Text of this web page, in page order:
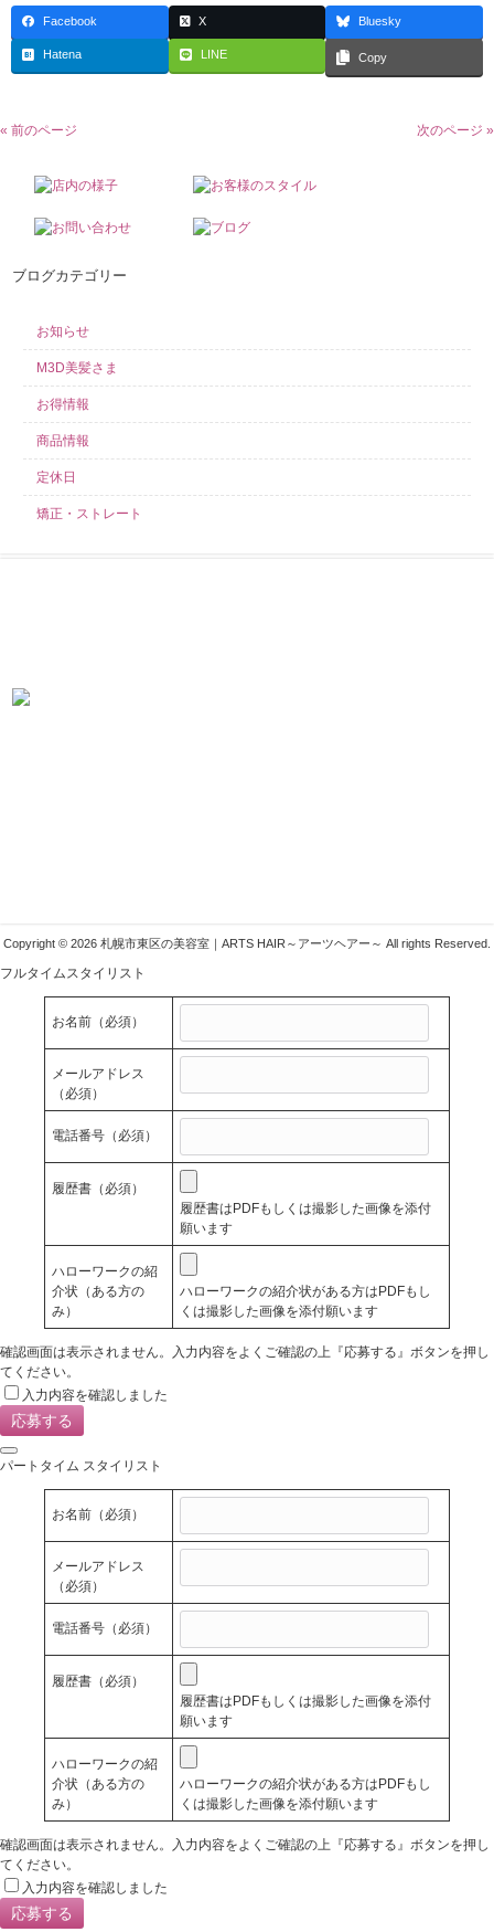
Facebook X Bluesky
Hatena LINE Copy
« 前のページ 次のページ »
ブログカテゴリー
お知らせ
M3D美髪さま
お得情報
商品情報
定休日
矯正・ストレート
Copyright © 2026 札幌市東区の美容室｜ARTS HAIR～アーツヘアー～ All rights Reserved.
フルタイムスタイリスト
お名前 （必須）
メールアドレス
（必須）
電話番号 （必須）
履歴書 （必須）
履歴書はPDFもしくは撮影した画像を添付
願います
ハローワークの紹
介状（ある方の
み）
ハローワークの紹介状がある方はPDFもし
くは撮影した画像を添付願います
確認画面は表示されません。入力内容をよくご確認の上『応募する』ボタンを押し
てください。
入力内容を確認しました
パートタイム スタイリスト
お名前 （必須）
メールアドレス
（必須）
電話番号 （必須）
履歴書 （必須）
履歴書はPDFもしくは撮影した画像を添付
願います
ハローワークの紹
介状（ある方の
み）
ハローワークの紹介状がある方はPDFもし
くは撮影した画像を添付願います
確認画面は表示されません。入力内容をよくご確認の上『応募する』ボタンを押し
てください。
入力内容を確認しました